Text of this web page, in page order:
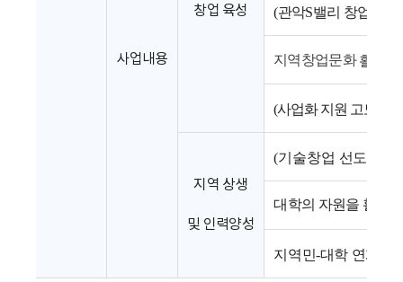
사업내용
창업 육성 (관악S밸리 창업생태
지역창업문화 활성
(사업화 지원 고도화
지역 상생
및 인력양성
(기술창업 선도인력
대학의 자원을 활용
지역민-대학 연계를